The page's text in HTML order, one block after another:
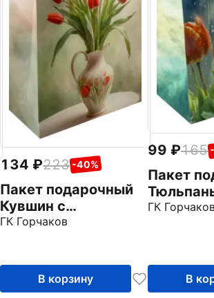
134 223 -40%
Пакет подарочный
Кувшин с
тюльпанами
ГК Горчаков
В корзину
99 165
Пакет
ГК
В